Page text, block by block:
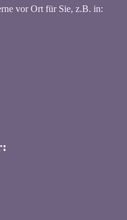
vor Ort für Sie, z.B. in: